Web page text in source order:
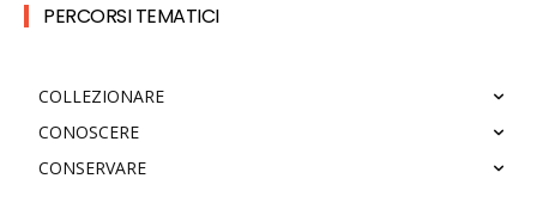
PERCORSI TEMATICI
COLLEZIONARE
CONOSCERE
CONSERVARE